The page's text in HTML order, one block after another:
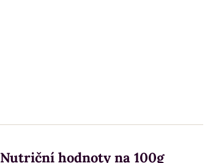
Nutriční hodnoty na 100g